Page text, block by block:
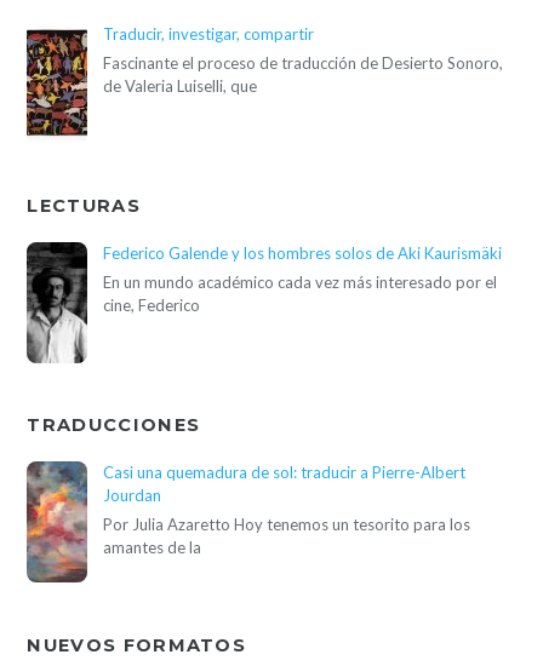
Traducir, investigar, compartir
Fascinante el proceso de traducción de Desierto Sonoro,
de Valeria Luiselli, que
LECTURAS
Federico Galende y los hombres solos de Aki Kaurismäki
En un mundo académico cada vez más interesado por el
cine, Federico
TRADUCCIONES
Casi una quemadura de sol: traducir a Pierre-Albert
Jourdan
Por Julia Azaretto Hoy tenemos un tesorito para los
amantes de la
NUEVOS FORMATOS